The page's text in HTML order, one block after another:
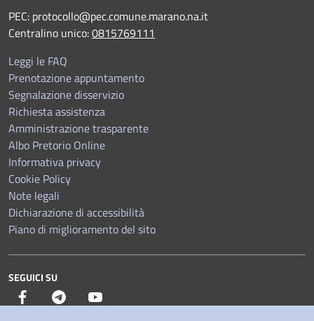
PEC: protocollo@pec.comune.marano.na.it
Centralino unico:0815769111
Leggi le FAQ
Prenotazione appuntamento
Segnalazione disservizio
Richiesta assistenza
Amministrazione trasparente
Albo Pretorio Online
Informativa privacy
Cookie Policy
Note legali
Dichiarazione di accessibilità
Piano di miglioramento del sito
SEGUICI SU
Facebook Telegram